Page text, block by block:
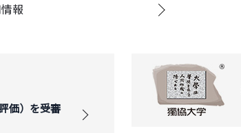
報
価）を受審